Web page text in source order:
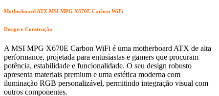
Motherboard ATX MSI MPG X870E Carbon WiFi
Design e Construção
A MSI MPG X670E Carbon WiFi é uma motherboard ATX de alta
performance, projetada para entusiastas e gamers que procuram
potência, estabilidade e funcionalidade. O seu design robusto
apresenta materiais premium e uma estética moderna com
iluminação RGB personalizável, permitindo integração visual com
outros componentes.